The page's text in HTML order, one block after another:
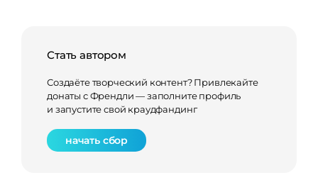
Стать автором
Создаёте творческий контент? Привлекайте
донаты с Френдли — заполните профиль
и запустите свой краудфандинг
начать сбор